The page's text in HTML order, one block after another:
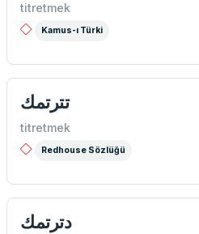
titretmek
Kamus-ı Türki
تترتمك
titretmek
Redhouse Sözlüğü
دترتمك